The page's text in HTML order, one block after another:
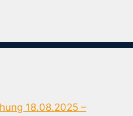
18.08.2025 –